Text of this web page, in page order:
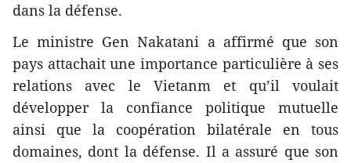
dans la défense.
Le ministre Gen Nakatani a affirmé que son
pays attachait une importance particulière à ses
relations avec le Vietanm et qu’il voulait
développer la confiance politique mutuelle
ainsi que la coopération bilatérale en tous
domaines, dont la défense. Il a assuré que son